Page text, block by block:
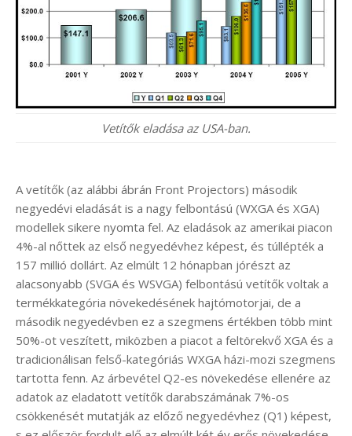
Vetítők eladása az USA-ban.
A vetítők (az alábbi ábrán Front Projectors) második
negyedévi eladását is a nagy felbontású (WXGA és XGA)
modellek sikere nyomta fel. Az eladások az amerikai piacon
4%-al nőttek az első negyedévhez képest, és túllépték a
157 millió dollárt. Az elmúlt 12 hónapban jórészt az
alacsonyabb (SVGA és WSVGA) felbontású vetítők voltak a
termékkategória növekedésének hajtómotorjai, de a
második negyedévben ez a szegmens értékben több mint
50%-ot veszített, miközben a piacot a feltörekvő XGA és a
tradicionálisan felső-kategóriás WXGA házi-mozi szegmens
tartotta fenn. Az árbevétel Q2-es növekedése ellenére az
adatok az eladatott vetítők darabszámának 7%-os
csökkenését mutatják az előző negyedévhez (Q1) képest,